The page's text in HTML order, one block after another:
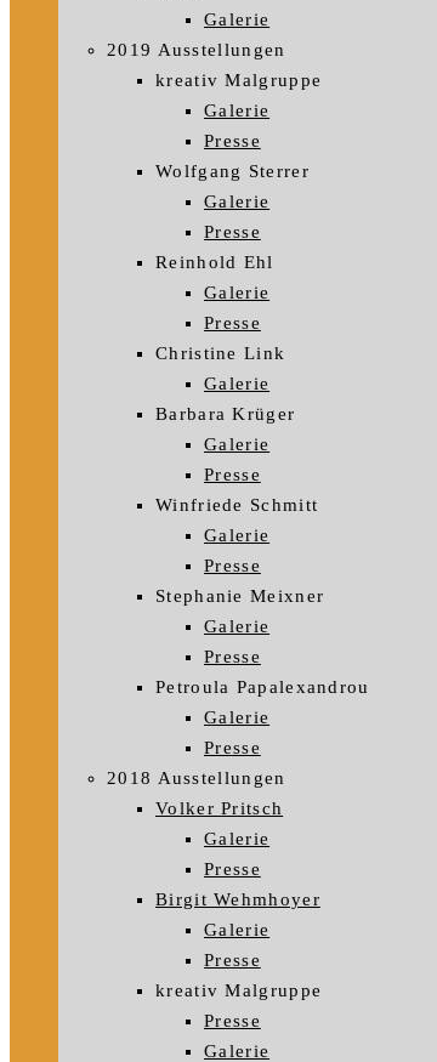
Galerie
2019 Ausstellungen
kreativ Malgruppe
Galerie
Presse
Wolfgang Sterrer
Galerie
Presse
Reinhold Ehl
Galerie
Presse
Christine Link
Galerie
Barbara Krüger
Galerie
Presse
Winfriede Schmitt
Galerie
Presse
Stephanie Meixner
Galerie
Presse
Petroula Papalexandrou
Galerie
Presse
2018 Ausstellungen
Volker Pritsch
Galerie
Presse
Birgit Wehmhoyer
Galerie
Presse
kreativ Malgruppe
Presse
Galerie